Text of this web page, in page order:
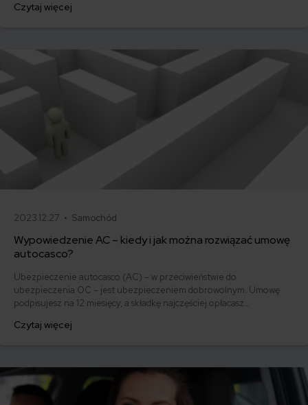
500 zł, inni – powyżej 1500 zł. Gdzie znaleźć najtańsze OC w Polsce
Czytaj więcej
2023.12.27 • Samochód
Wypowiedzenie AC – kiedy i jak można rozwiązać umowę
autocasco?
Ubezpieczenie autocasco (AC) – w przeciwieństwie do
ubezpieczenia OC – jest ubezpieczeniem dobrowolnym. Umowę
podpisujesz na 12 miesięcy, a składkę najczęściej opłacasz
ofertę lub zdecydowałeś się sprzedać samochód w trakcie trwania
Czytaj więcej